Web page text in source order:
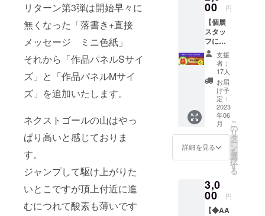
リターン第3弾は開始早々に
無くなった「落書き+直接
メッセージ ミニ色紙」
それから「作品パネルSサイ
ズ」と「作品パネルMサイ
ズ」を追加いたします。
ネクストゴールの山はやっ
ぱり高いと感じておりま
す。
ジャンプして駆け上がりた
いとこですが頂上付近に進
むにつれて酸素も薄いです
クあー
ちゃん
に参加
した
かった
けどで
きな
かった
人にオ
ススメ
です。
応援の
一杯を
活力に
がんば
りま
セージ
と共に
AAA_c
hanお酒
00 円
【個展
スタッ
フに差
し入れ
できる
権】
AAA_c
hanの個
展会場
のス
タッフ
さんに
差し入
れでき
る権利
です。
手伝い
してく
れるス
タッフ
支援
者：
17人
お届
け予
定：
2023
年06
月
詳細を見る
こ
の
リ
タ
ー
ン
を
選
択
す
る
3,0
00 円
【◆AA